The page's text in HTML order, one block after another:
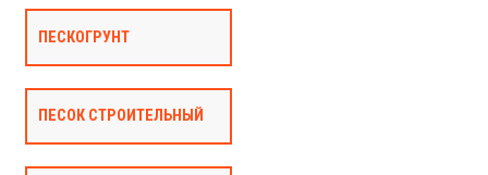
ПЕСКОГРУНТ
ПЕСОК СТРОИТЕЛЬНЫЙ